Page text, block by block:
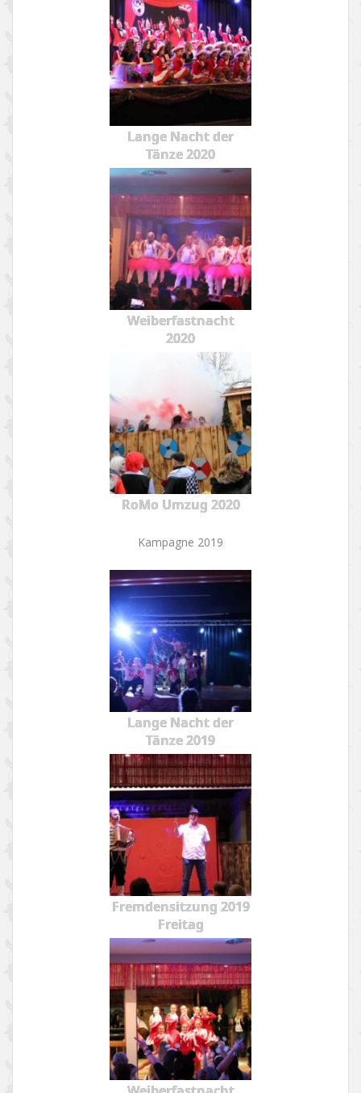
Lange Nacht der
Tänze 2020
Weiberfastnacht
2020
RoMo Umzug 2020
Kampagne 2019
Lange Nacht der
Tänze 2019
Fremdensitzung 2019
Freitag